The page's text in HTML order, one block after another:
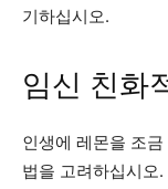
기하십시오.
임신 친화
인생에 레몬을 조
법을 고려하십시오.